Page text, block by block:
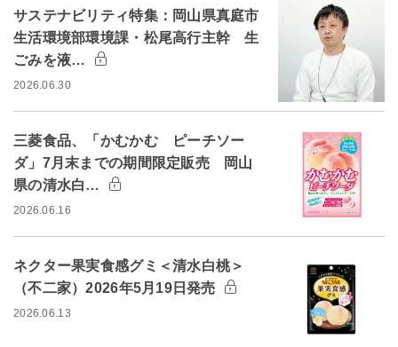
サステナビリティ特集：岡山県真庭市
生活環境部環境課・松尾高行主幹 生
ごみを液…
2026.06.30
三菱食品、「かむかむ ピーチソー
ダ」7月末までの期間限定販売 岡山
県の清水白…
2026.06.16
ネクター果実食感グミ＜清水白桃＞
（不二家）2026年5月19日発売
2026.06.13